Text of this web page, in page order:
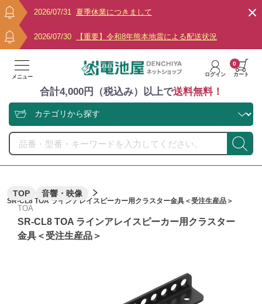
2026/07/31 夏季休業につきまして
2026/07/30 【重要】令和8年熊本地震による配送状況
メニュー ログイン カート
0
合計4,000円（税込み）以上で送料無料！
TOP 音響・映像
SR-CL8 TOA ラインアレイスピーカー用クラスター金具＜受注生産品＞
TOA
SR-CL8 TOA ラインアレイスピーカー用クラスター
金具＜受注生産品＞